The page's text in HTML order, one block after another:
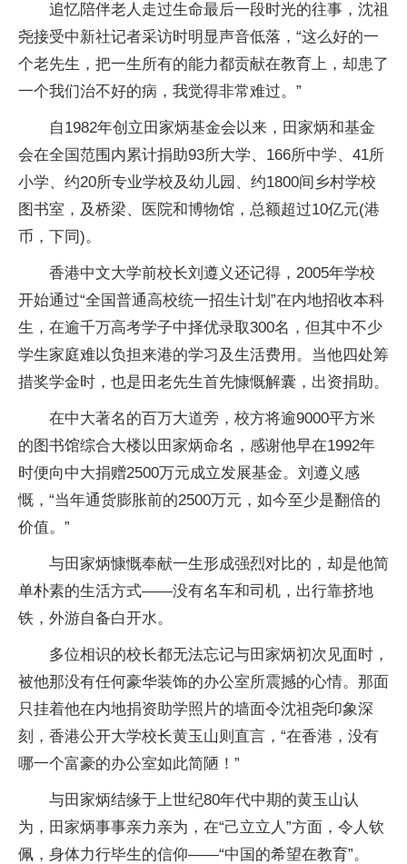
追忆陪伴老人走过生命最后一段时光的往事，沈祖
尧接受中新社记者采访时明显声音低落，“这么好的一
个老先生，把一生所有的能力都贡献在教育上，却患了
一个我们治不好的病，我觉得非常难过。”
自1982年创立田家炳基金会以来，田家炳和基金
会在全国范围内累计捐助93所大学、166所中学、41所
小学、约20所专业学校及幼儿园、约1800间乡村学校
图书室，及桥梁、医院和博物馆，总额超过10亿元(港
币，下同)。
香港中文大学前校长刘遵义还记得，2005年学校
开始通过“全国普通高校统一招生计划”在内地招收本科
生，在逾千万高考学子中择优录取300名，但其中不少
学生家庭难以负担来港的学习及生活费用。当他四处筹
措奖学金时，也是田老先生首先慷慨解囊，出资捐助。
在中大著名的百万大道旁，校方将逾9000平方米
的图书馆综合大楼以田家炳命名，感谢他早在1992年
时便向中大捐赠2500万元成立发展基金。刘遵义感
慨，“当年通货膨胀前的2500万元，如今至少是翻倍的
价值。”
与田家炳慷慨奉献一生形成强烈对比的，却是他简
单朴素的生活方式——没有名车和司机，出行靠挤地
铁，外游自备白开水。
多位相识的校长都无法忘记与田家炳初次见面时，
被他那没有任何豪华装饰的办公室所震撼的心情。那面
只挂着他在内地捐资助学照片的墙面令沈祖尧印象深
刻，香港公开大学校长黄玉山则直言，“在香港，没有
哪一个富豪的办公室如此简陋！”
与田家炳结缘于上世纪80年代中期的黄玉山认
为，田家炳事事亲力亲为，在“己立立人”方面，令人钦
佩，身体力行毕生的信仰——“中国的希望在教育”。